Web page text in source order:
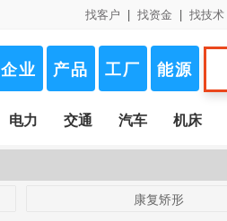
找客户 | 找资金 | 找技术
企业 产品 工厂 能源
电力 交通 汽车 机床
康复矫形